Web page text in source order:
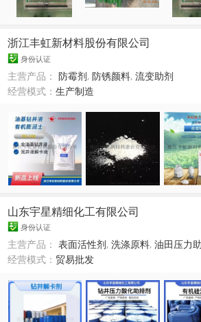
浙江丰虹新材料股份有限公司
身份认证
主营产品：防霉剂,防锈颜料,流变助剂
经营模式：生产制造
山东宇星精细化工有限公司
身份认证
主营产品：表面活性剂,洗涤原料,油田压力
经营模式： 贸易批发